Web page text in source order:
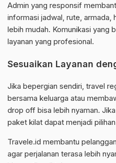
Admin yang responsif
informasi jadwal, rute, armada,
lebih mudah. Komunikasi yang
layanan yang profesional.
Sesuaikan Layanan
Jika bepergian sendiri, travel
bersama keluarga atau
drop off bisa lebih nyaman.
paket kilat dapat menjadi
Travele.id membantu
agar perjalanan terasa lebih